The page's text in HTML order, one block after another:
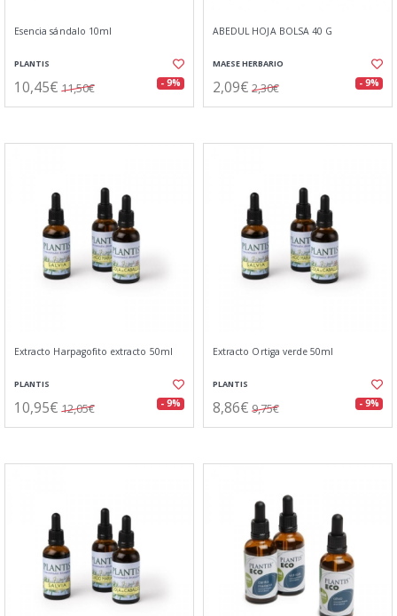
Esencia sándalo 10ml
PLANTIS
10,45€ 11,50€ - 9%
ABEDUL HOJA BOLSA 40 G
MAESE HERBARIO
2,09€ 2,30€ - 9%
Extracto Harpagofito extracto 50ml
PLANTIS
10,95€ 12,05€ - 9%
Extracto Ortiga verde 50ml
PLANTIS
8,86€ 9,75€ - 9%